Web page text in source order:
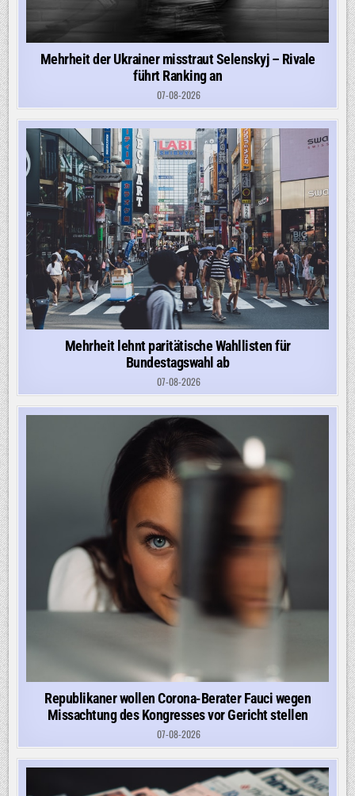
Mehrheit der Ukrainer misstraut Selenskyj – Rivale
führt Ranking an
07-08-2026
Mehrheit lehnt paritätische Wahllisten für
Bundestagswahl ab
07-08-2026
Republikaner wollen Corona-Berater Fauci wegen
Missachtung des Kongresses vor Gericht stellen
07-08-2026